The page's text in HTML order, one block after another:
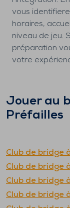
vous
horaires,
niveau de jeu.
préparation
votre
Jouer au
Préfailles
Club de bridge
Club de bridge
Club de bridge
Club de bridge